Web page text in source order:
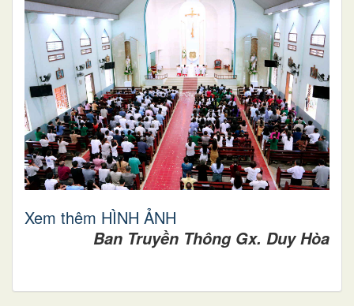
Xem thêm HÌNH ẢNH
Ban Truyền Thông Gx. Duy Hòa